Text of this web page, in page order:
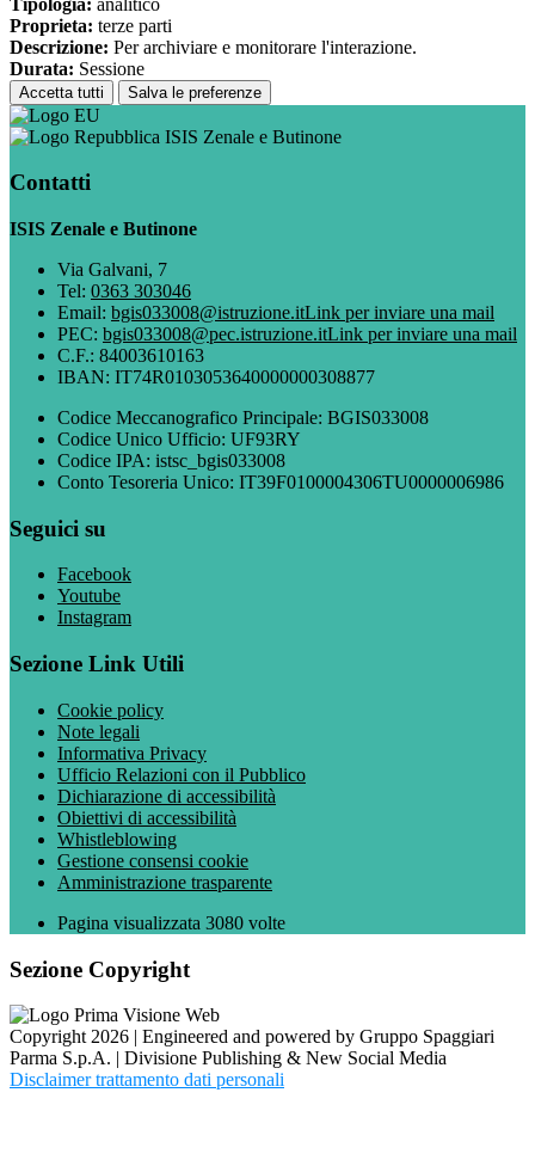
Proprieta: terze parti
Descrizione: Per archiviare e monitorare l'interazione.
Durata: Sessione
Accetta tutti Salva le preferenze
ISIS Zenale e Butinone
Contatti
ISIS Zenale e Butinone
Via Galvani, 7
Tel: 0363 303046
Email: bgis033008@istruzione.itLink per inviare una mail
PEC: bgis033008@pec.istruzione.itLink per inviare una mail
C.F.: 84003610163
IBAN: IT74R0103053640000000308877
Codice Meccanografico Principale: BGIS033008
Codice Unico Ufficio: UF93RY
Codice IPA: istsc_bgis033008
Conto Tesoreria Unico: IT39F0100004306TU0000006986
Seguici su
Facebook
Youtube
Instagram
Sezione Link Utili
Cookie policy
Note legali
Informativa Privacy
Ufficio Relazioni con il Pubblico
Dichiarazione di accessibilità
Obiettivi di accessibilità
Whistleblowing
Gestione consensi cookie
Amministrazione trasparente
Pagina visualizzata 3080 volte
Sezione Copyright
Copyright 2026 | Engineered and powered by Gruppo Spaggiari
Parma S.p.A. | Divisione Publishing & New Social Media
Disclaimer trattamento dati personali